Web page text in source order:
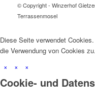
© Copyright - Winzerhof
Terrassenmosel
Diese Seite verwendet
die Verwendung von Cookies zu.
×
× ×
Cookie- und